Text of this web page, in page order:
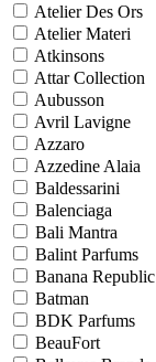
Atelier Des Ors
Atelier Materi
Atkinsons
Attar Collection
Aubusson
Avril Lavigne
Azzaro
Azzedine Alaia
Baldessarini
Balenciaga
Bali Mantra
Balint Parfums
Banana Republic
Batman
BDK Parfums
BeauFort